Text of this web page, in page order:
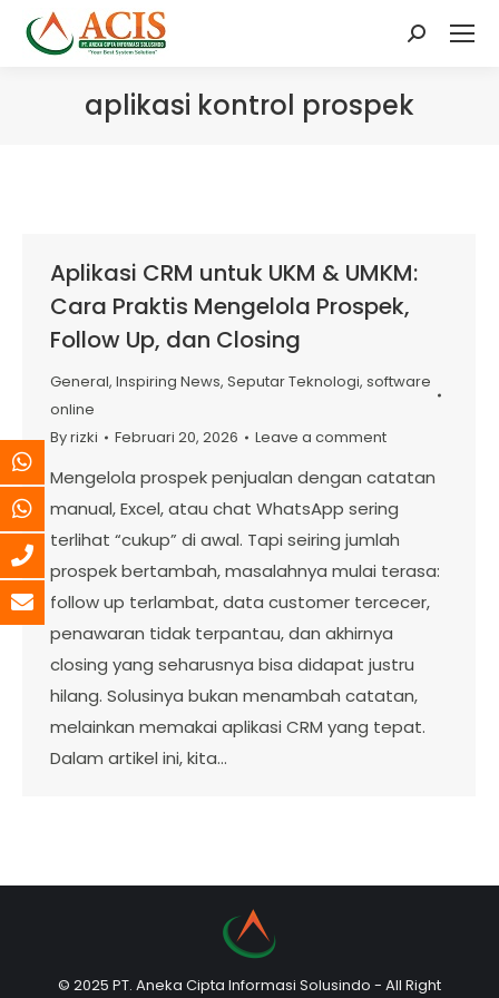
Search:
aplikasi kontrol prospek
Aplikasi CRM untuk UKM & UMKM:
Cara Praktis Mengelola Prospek,
Follow Up, dan Closing
General, Inspiring News, Seputar Teknologi, software
online
Byrizki Februari 20, 2026 Leave a comment
Mengelola prospek penjualan dengan catatan
manual, Excel, atau chat WhatsApp sering
terlihat “cukup” di awal. Tapi seiring jumlah
prospek bertambah, masalahnya mulai terasa:
follow up terlambat, data customer tercecer,
penawaran tidak terpantau, dan akhirnya
closing yang seharusnya bisa didapat justru
hilang. Solusinya bukan menambah catatan,
melainkan memakai aplikasi CRM yang tepat.
Dalam artikel ini, kita…
© 2025 PT. Aneka Cipta Informasi Solusindo - All Right